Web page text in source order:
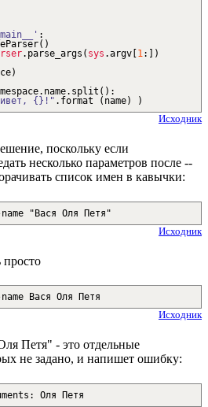
:
( )
. parse_args ( sys .argv 1:
)
)
name. split ( ) :
{}!" . format ( name) )
Исходник
поскольку если
несколько параметров после --
список имен в кавычки:
"Вася Оля Петя"
Исходник
просто
Вася Оля Петя
Исходник
Петя" - это отдельные
не задано, и напишет ошибку:
Оля Петя